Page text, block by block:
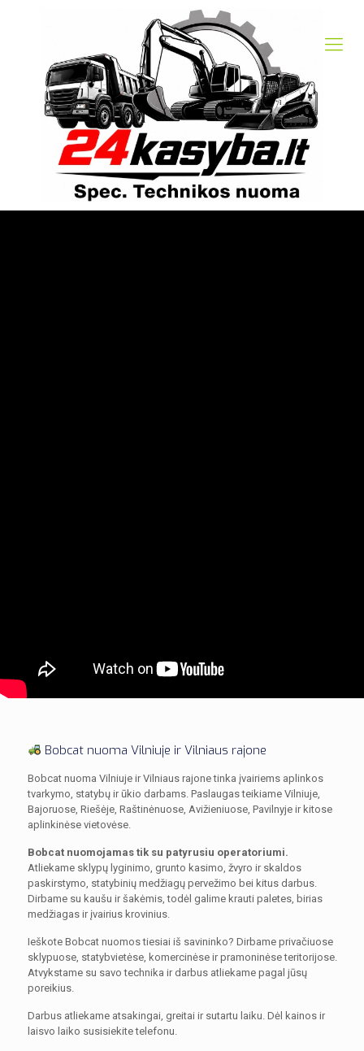
Bobcat nuoma Vilniuje ir Vilniaus rajone
Bobcat nuoma Vilniuje ir Vilniaus rajone tinka įvairiems aplinkos
tvarkymo, statybų ir ūkio darbams. Paslaugas teikiame Vilniuje,
Bajoruose, Riešėje, Raštinėnuose, Avižieniuose, Pavilnyje ir kitose
aplinkinėse vietovėse.
Bobcat nuomojamas tik su patyrusiu operatoriumi.
Atliekame sklypų lyginimo, grunto kasimo, žvyro ir skaldos
paskirstymo, statybinių medžiagų pervežimo bei kitus darbus.
Dirbame su kaušu ir šakėmis, todėl galime krauti paletes, birias
medžiagas ir įvairius krovinius.
Ieškote Bobcat nuomos tiesiai iš savininko? Dirbame privačiuose
sklypuose, statybvietėse, komercinėse ir pramoninėse teritorijose.
Atvykstame su savo technika ir darbus atliekame pagal jūsų
poreikius.
Darbus atliekame atsakingai, greitai ir sutartu laiku. Dėl kainos ir
laisvo laiko susisiekite telefonu.